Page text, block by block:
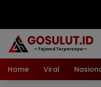
Home Viral